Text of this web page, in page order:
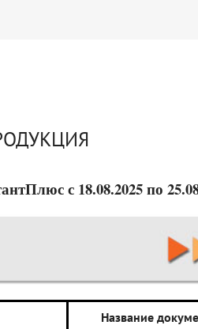
с 18.08.2025 по
Название